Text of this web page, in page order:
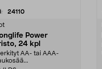
24110arvostelut
Power
24 kpl
AA- tai AAA-
4.5viidestä